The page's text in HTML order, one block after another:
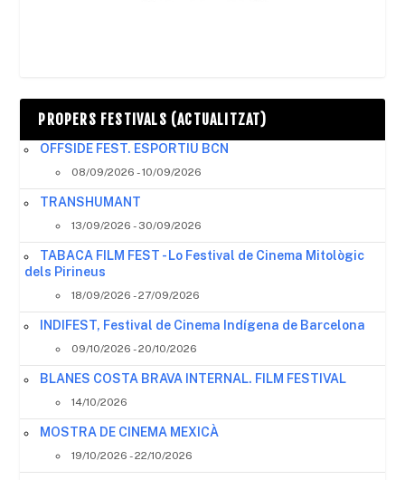
PROPERS FESTIVALS (ACTUALITZAT)
OFFSIDE FEST. ESPORTIU BCN
08/09/2026 - 10/09/2026
TRANSHUMANT
13/09/2026 - 30/09/2026
TABACA FILM FEST - Lo Festival de Cinema Mitològic
dels Pirineus
18/09/2026 - 27/09/2026
INDIFEST, Festival de Cinema Indígena de Barcelona
09/10/2026 - 20/10/2026
BLANES COSTA BRAVA INTERNAL. FILM FESTIVAL
14/10/2026
MOSTRA DE CINEMA MEXICÀ
19/10/2026 - 22/10/2026